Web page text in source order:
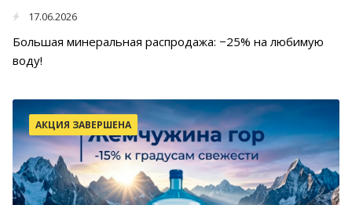
17.06.2026
Большая минеральная распродажа: −25% на любимую
воду!
АКЦИЯ ЗАВЕРШЕНА